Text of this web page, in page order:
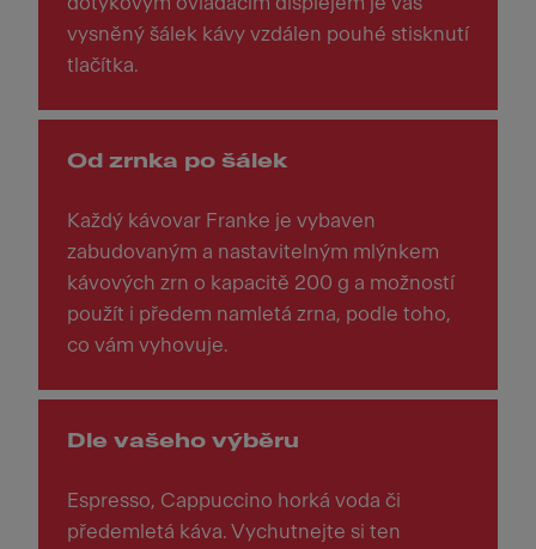
vysněný šálek kávy vzdálen pouhé stisknutí
tlačítka.
Od zrnka po šálek
Každý kávovar Franke je vybaven
zabudovaným a nastavitelným mlýnkem
kávových zrn o kapacitě 200 g a možností
použít i předem namletá zrna, podle toho,
co vám vyhovuje.
Dle vašeho výběru
Espresso, Cappuccino horká voda či
předemletá káva. Vychutnejte si ten